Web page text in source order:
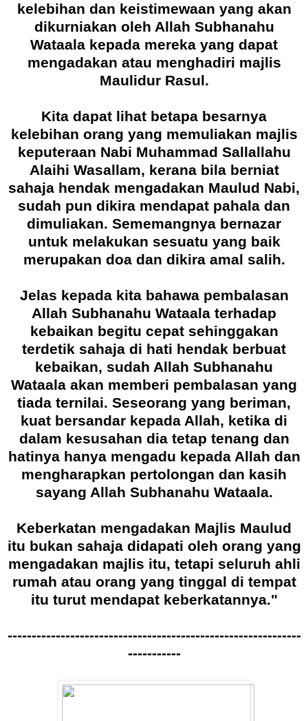
kelebihan dan keistimewaan yang akan
dikurniakan oleh Allah Subhanahu
Wataala kepada mereka yang dapat
mengadakan atau menghadiri majlis
Maulidur Rasul.
Kita dapat lihat betapa besarnya
kelebihan orang yang memuliakan majlis
keputeraan Nabi Muhammad Sallallahu
Alaihi Wasallam, kerana bila berniat
sahaja hendak mengadakan Maulud Nabi,
sudah pun dikira mendapat pahala dan
dimuliakan. Sememangnya bernazar
untuk melakukan sesuatu yang baik
merupakan doa dan dikira amal salih.
Jelas kepada kita bahawa pembalasan
Allah Subhanahu Wataala terhadap
kebaikan begitu cepat sehinggakan
terdetik sahaja di hati hendak berbuat
kebaikan, sudah Allah Subhanahu
Wataala akan memberi pembalasan yang
tiada ternilai. Seseorang yang beriman,
kuat bersandar kepada Allah, ketika di
dalam kesusahan dia tetap tenang dan
hatinya hanya mengadu kepada Allah dan
mengharapkan pertolongan dan kasih
sayang Allah Subhanahu Wataala.
Keberkatan mengadakan Majlis Maulud
itu bukan sahaja didapati oleh orang yang
mengadakan majlis itu, tetapi seluruh ahli
rumah atau orang yang tinggal di tempat
itu turut mendapat keberkatannya."
-------------------------------------------------------------
-----------